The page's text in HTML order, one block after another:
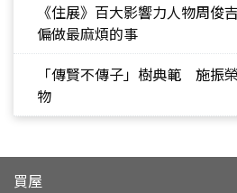
《住展》百大影響力人物周
偏做最麻煩的事
「傳賢不傳子」樹典範 施振
物
買屋